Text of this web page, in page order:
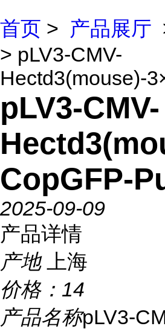
首页 > 产品展厅
> pLV3-CMV-
Hectd3(mouse)-
pLV3-CMV-
CopGFP-
2025-09-09
产品详情
产地
上海
价格： 14
产品名称pLV3-